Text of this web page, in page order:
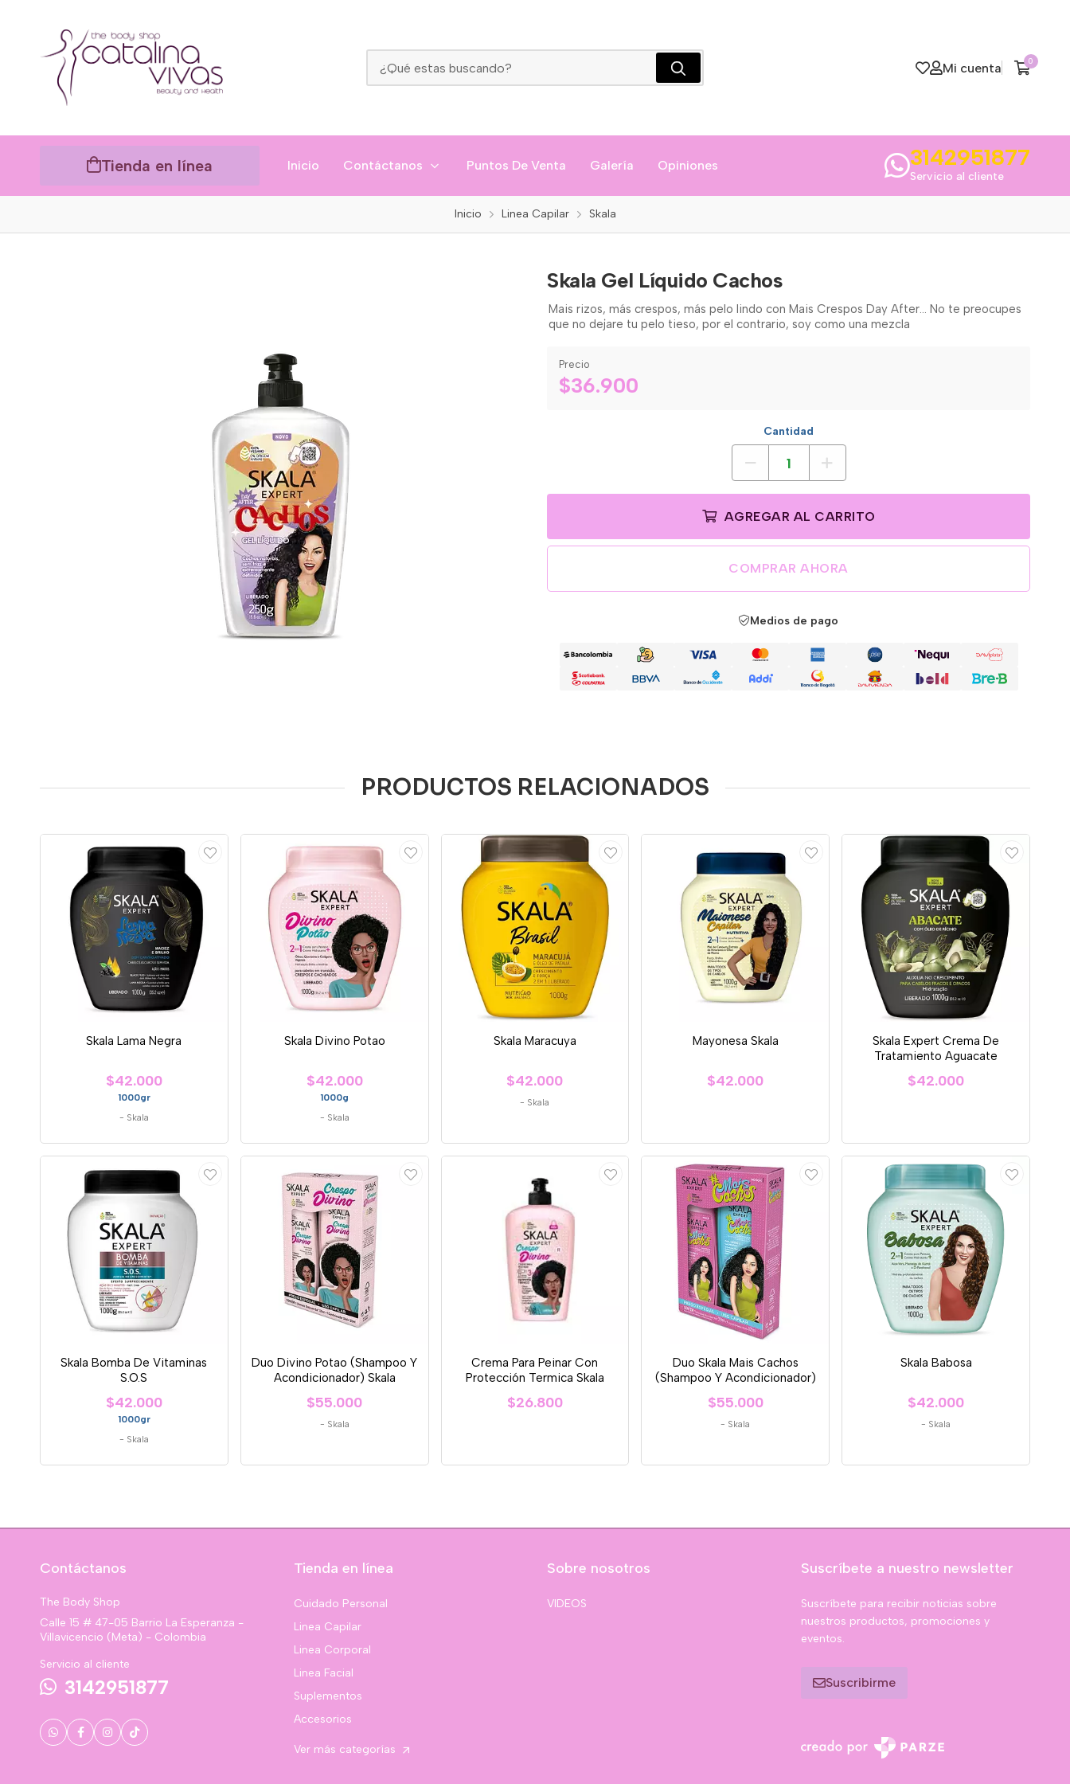
Mi cuenta 0
Tienda en línea Inicio Contáctanos Puntos De Venta Galería Opiniones 3142951877
Servicio al cliente
Inicio Linea Capilar Skala
Skala Gel Líquido Cachos
Mais rizos, más crespos, más pelo lindo con Mais Crespos Day After… No te preocupes
que no dejare tu pelo tieso, por el contrario, soy como una mezcla
Precio
$36.900
Cantidad
AGREGAR AL CARRITO
COMPRAR AHORA
Medios de pago
PRODUCTOS RELACIONADOS
Skala Lama Negra
$42.000
1000gr
- Skala
Skala Divino Potao
$42.000
1000g
- Skala
Skala Maracuya
$42.000
- Skala
Mayonesa Skala
$42.000
Skala Expert Crema De
Tratamiento Aguacate
$42.000
Skala Bomba De Vitaminas
S.O.S
$42.000
1000gr
- Skala
Duo Divino Potao (Shampoo Y
Acondicionador) Skala
$55.000
- Skala
Crema Para Peinar Con
Protección Termica Skala
$26.800
Duo Skala Mais Cachos
(Shampoo Y Acondicionador)
$55.000
- Skala
Skala Babosa
$42.000
- Skala
Contáctanos
The Body Shop
Calle 15 # 47-05 Barrio La Esperanza -
Villavicencio (Meta) - Colombia
Servicio al cliente
3142951877
Tienda en línea
Cuidado Personal
Linea Capilar
Linea Corporal
Linea Facial
Suplementos
Accesorios
Ver más categorías
Sobre nosotros
VIDEOS
Suscríbete a nuestro newsletter
Suscríbete para recibir noticias sobre
nuestros productos, promociones y
eventos.
Suscribirme